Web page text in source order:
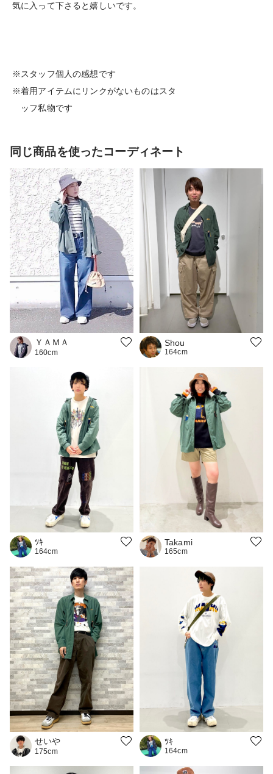
気に入って下さると嬉しいです。
※スタッフ個人の感想です
※着用アイテムにリンクがないものはスタ
ッフ私物です
同じ商品を使ったコーディネート
ＹＡＭＡ
160cm
Shou
164cm
ﾂｷ
164cm
Takami
165cm
せいや
175cm
ﾂｷ
164cm